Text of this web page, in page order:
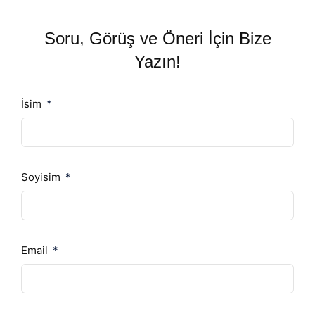
Soru, Görüş ve Öneri İçin Bize
Yazın!
İsim
Soyisim
Email